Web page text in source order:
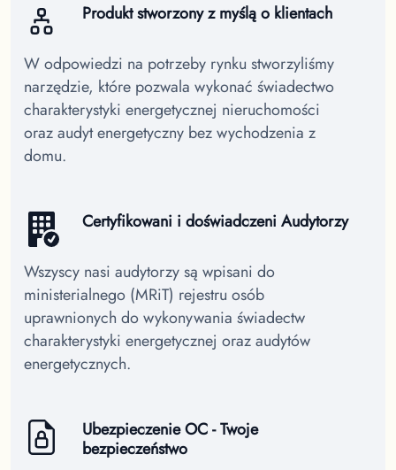
Produkt stworzony z myślą o klientach
W odpowiedzi na potrzeby rynku stworzyliśmy
narzędzie, które pozwala wykonać świadectwo
charakterystyki energetycznej nieruchomości
oraz audyt energetyczny bez wychodzenia z
domu.
Certyfikowani i doświadczeni Audytorzy
Wszyscy nasi audytorzy są wpisani do
ministerialnego (MRiT) rejestru osób
uprawnionych do wykonywania świadectw
charakterystyki energetycznej oraz audytów
energetycznych.
Ubezpieczenie OC - Twoje
bezpieczeństwo